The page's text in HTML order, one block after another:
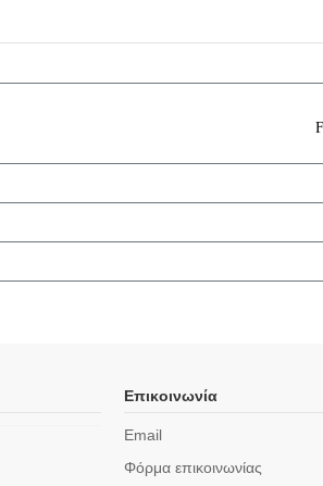
Επικοινωνία
Email
Φόρμα επικοινωνίας